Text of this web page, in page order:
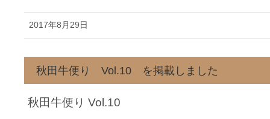
2017年8月29日
秋田牛便り Vol.10 を掲載しました
秋田牛便り Vol.10